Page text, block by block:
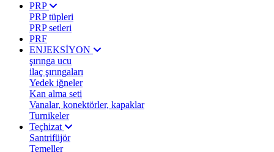
PRP
PRP tüpleri
PRP setleri
PRF
ENJEKSİYON
şırınga ucu
ilaç şırıngaları
Yedek iğneler
Kan alma seti
Vanalar, konektörler, kapaklar
Turnikeler
Teçhizat
Santrifüjör
Temeller